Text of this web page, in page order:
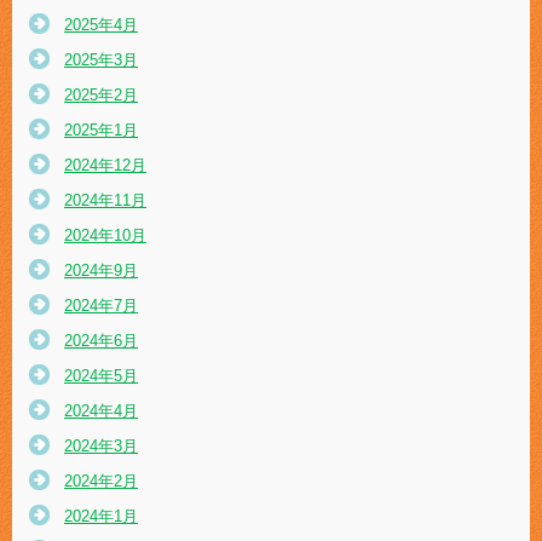
2025年4月
2025年3月
2025年2月
2025年1月
2024年12月
2024年11月
2024年10月
2024年9月
2024年7月
2024年6月
2024年5月
2024年4月
2024年3月
2024年2月
2024年1月